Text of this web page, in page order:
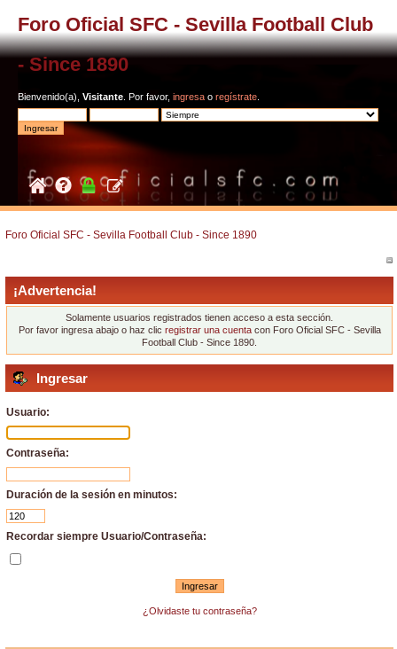
Foro Oficial SFC - Sevilla Football Club
- Since 1890
Bienvenido(a), Visitante . Por favor, ingresa o regístrate
Foro Oficial SFC - Sevilla Football Club - Since 1890
¡Advertencia!
Solamente usuarios registrados tienen acceso a esta sección.
Por favor ingresa abajo o haz clic registrar una cuentacon Foro Oficial SFC - Sevilla
Football Club - Since 1890.
Ingresar
Usuario:
Contraseña:
Duración de la sesión en minutos:
Recordar siempre Usuario/Contraseña:
¿Olvidaste tu contraseña?